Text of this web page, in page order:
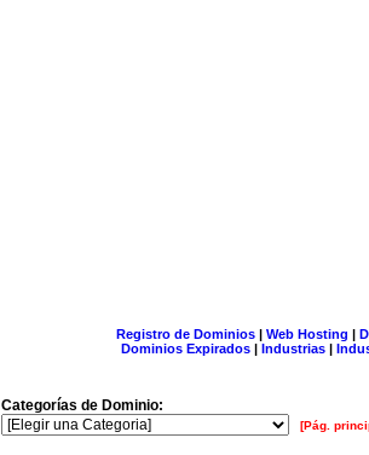
Registro de Dominios| Web Hosting |
Dominios Expirados | Industrias |
Categorías de Dominio:
[Pág.